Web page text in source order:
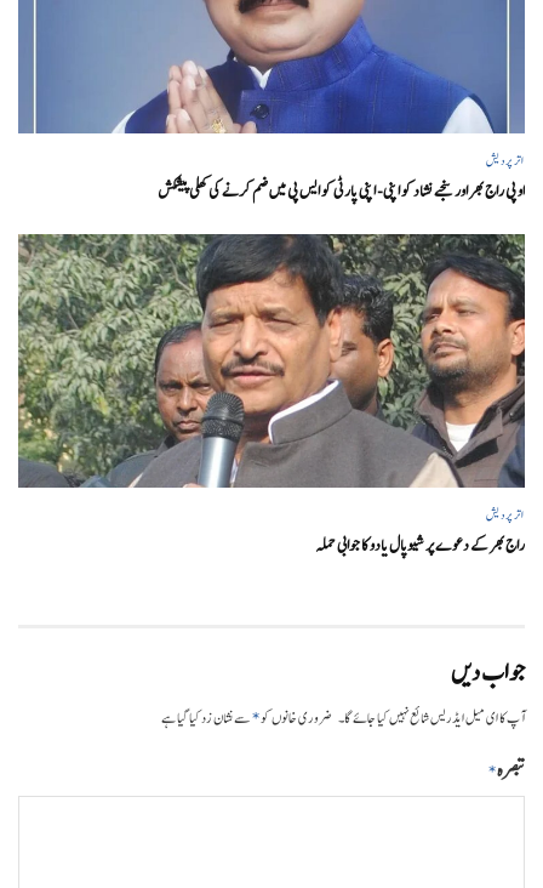
اتر پردیش
او پی راج بھر اور سنجے نشاد کو اپنی- اپنی پارٹی کو ایس پی میں ضم کرنے کی کھلی پیشکش
اتر پردیش
راج بھر کے دعوے پر شیوپال یادو کا جوابی حملہ
جواب دیں
آپ کا ای میل ایڈریس شائع نہیں کیا جائے گا۔ ضروری خانوں کو*سے نشان زد کیا گیا ہے
تبصرہ*